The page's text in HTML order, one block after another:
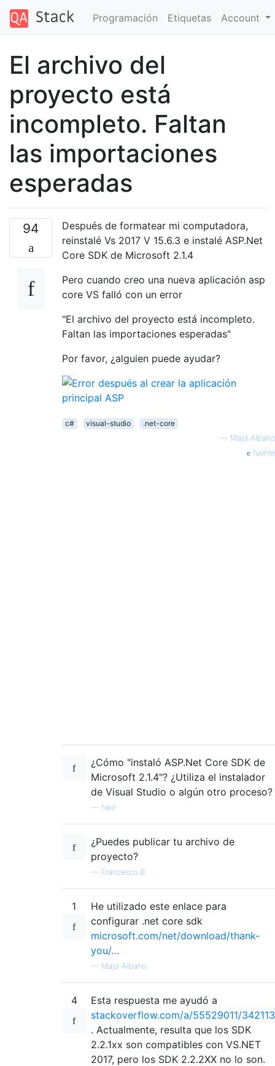
Programación Etiquetas Account
El archivo del
proyecto está
incompleto. Faltan
las importaciones
esperadas
94
Después de formatear mi computadora,
reinstalé Vs 2017 V 15.6.3 e instalé ASP.Net
Core SDK de Microsoft 2.1.4
Pero cuando creo una nueva aplicación asp
core VS falló con un error
"El archivo del proyecto está incompleto.
Faltan las importaciones esperadas"
Por favor, ¿alguien puede ayudar?
c# visual-studio
.net-core
— Majd Albaho
fuente
¿Cómo "instaló ASP.Net Core SDK de
Microsoft 2.1.4"? ¿Utiliza el instalador
de Visual Studio o algún otro proceso?
— Neil
¿Puedes publicar tu archivo de
proyecto?
— Francesco B.
1
He utilizado este enlace para
configurar .net core sdk
microsoft.com/net/download/thank-
you/…
— Majd Albaho
4
Esta respuesta me ayudó a
stackoverflow.com/a/55529011/342113
. Actualmente, resulta que los SDK
2.2.1xx son compatibles con VS.NET
2017, pero los SDK 2.2.2XX no lo son.